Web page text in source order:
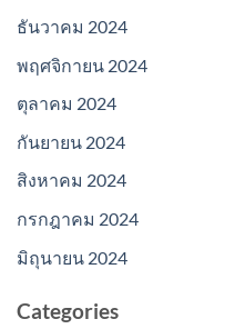
ธันวาคม 2024
พฤศจิกายน 2024
ตุลาคม 2024
กันยายน 2024
สิงหาคม 2024
กรกฎาคม 2024
มิถุนายน 2024
Categories